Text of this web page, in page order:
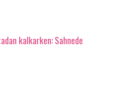
kalkarken: Sahnede